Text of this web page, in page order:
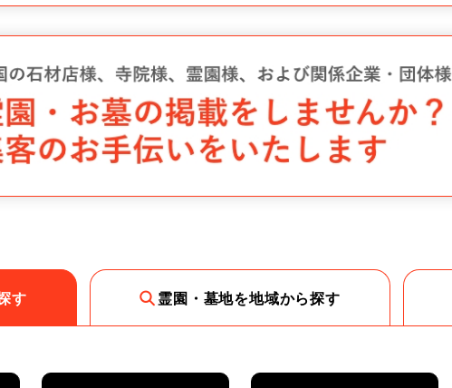
す 霊園・墓地を地域から探す